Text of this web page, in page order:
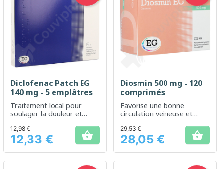
Diclofenac Patch EG
140 mg - 5 emplâtres
Traitement local pour
soulager la douleur et
Prix
12,98 €
12,33 € 
Diosmin 500 mg - 120
comprimés
Favorise une bonne
circulation veineuse et
jambes lourdes
Prix
29,53 €
28,05 € 